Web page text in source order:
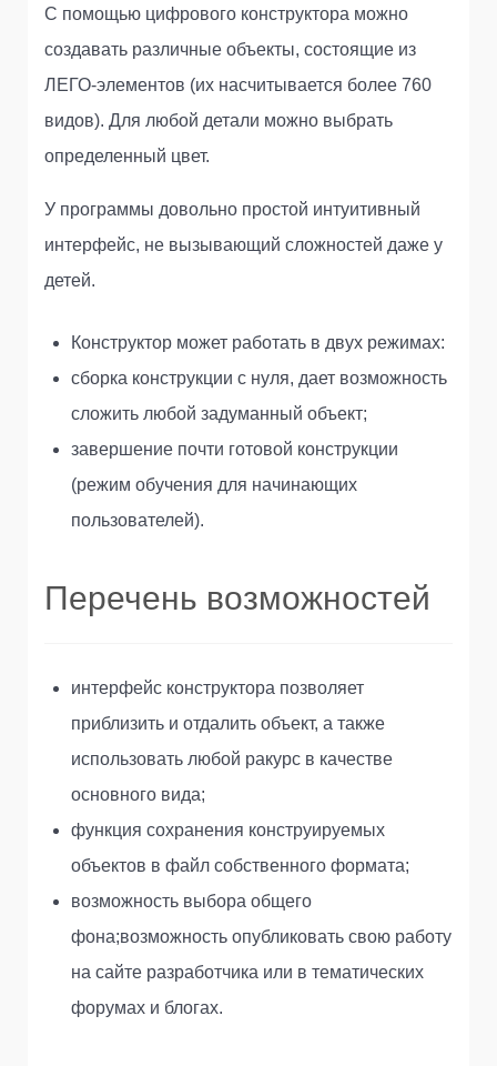
С помощью цифрового конструктора можно
создавать различные объекты, состоящие из
ЛЕГО-элементов (их насчитывается более 760
видов). Для любой детали можно выбрать
определенный цвет.
У программы довольно простой интуитивный
интерфейс, не вызывающий сложностей даже у
детей.
Конструктор может работать в двух режимах:
сборка конструкции с нуля, дает возможность
сложить любой задуманный объект;
завершение почти готовой конструкции
(режим обучения для начинающих
пользователей).
Перечень возможностей
интерфейс конструктора позволяет
приблизить и отдалить объект, а также
использовать любой ракурс в качестве
основного вида;
функция сохранения конструируемых
объектов в файл собственного формата;
возможность выбора общего
фона;возможность опубликовать свою работу
на сайте разработчика или в тематических
форумах и блогах.